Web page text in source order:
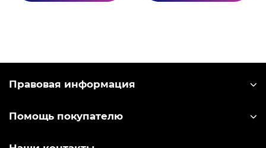
Правовая информация
Помощь покупателю